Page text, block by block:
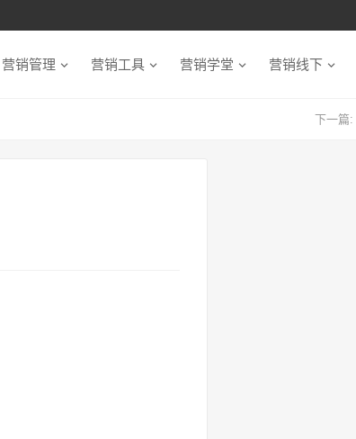
营销管理 营销工具 营销学堂 营销线下
下一篇: